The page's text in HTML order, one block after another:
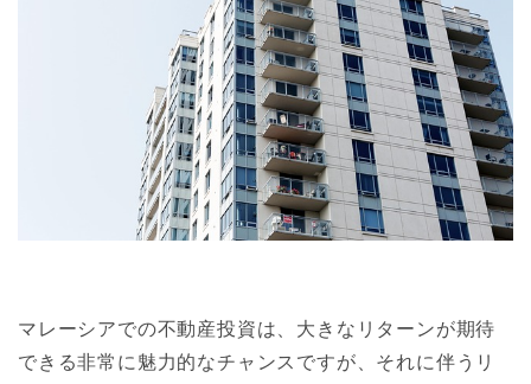
マレーシアでの不動産投資は、大きなリターンが期待
できる非常に魅力的なチャンスですが、それに伴うリ